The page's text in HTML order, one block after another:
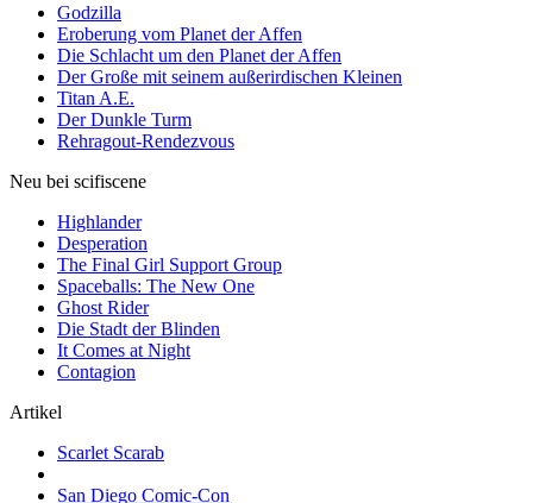
Godzilla
Eroberung vom Planet der Affen
Die Schlacht um den Planet der Affen
Der Große mit seinem außerirdischen Kleinen
Titan A.E.
Der Dunkle Turm
Rehragout-Rendezvous
Neu bei scifiscene
Highlander
Desperation
The Final Girl Support Group
Spaceballs: The New One
Ghost Rider
Die Stadt der Blinden
It Comes at Night
Contagion
Artikel
Scarlet Scarab
San Diego Comic-Con